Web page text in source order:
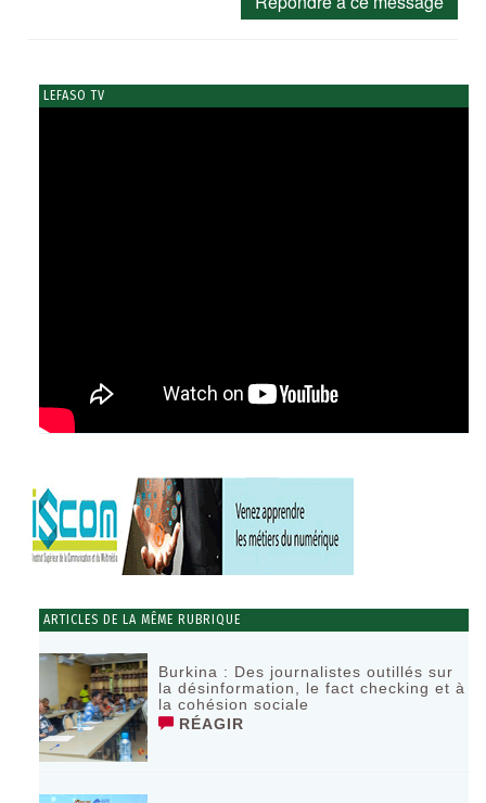
LEFASO TV
ARTICLES DE LA MÊME RUBRIQUE
Burkina : Des journalistes outillés sur
la désinformation, le fact checking et à
la cohésion sociale
RÉAGIR